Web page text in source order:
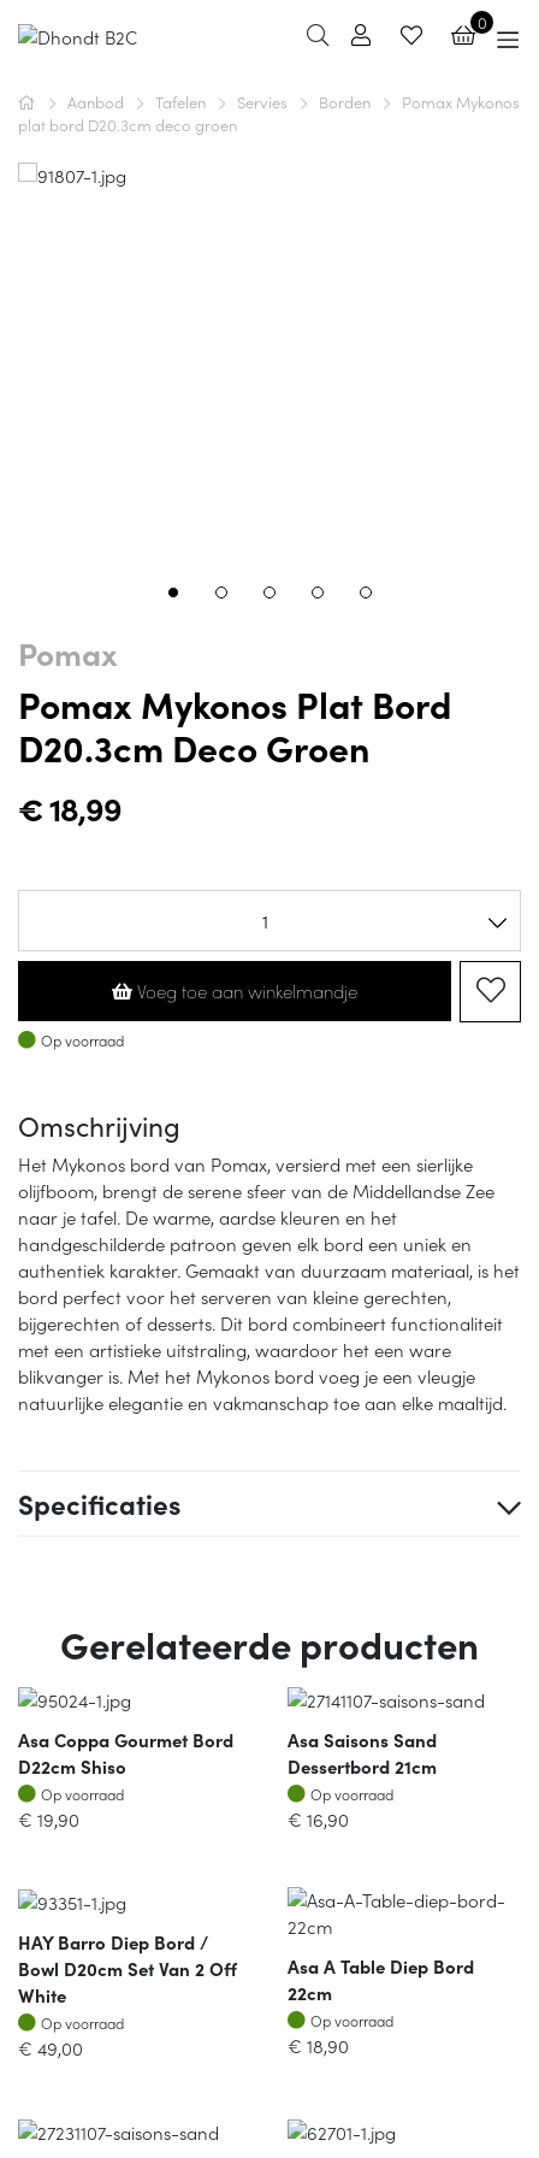
0
Aanbod Tafelen Servies Borden
Pomax Mykonos
plat bord D20.3cm deco groen
Pomax
Pomax Mykonos Plat Bord
D20.3cm Deco Groen
€18,99
Voeg toe aan winkelmandje
Op voorraad
Op voorraad
Omschrijving
Het Mykonos bord van Pomax, versierd met een sierlijke
olijfboom, brengt de serene sfeer van de Middellandse Zee
naar je tafel. De warme, aardse kleuren en het
handgeschilderde patroon geven elk bord een uniek en
authentiek karakter. Gemaakt van duurzaam materiaal, is het
bord perfect voor het serveren van kleine gerechten,
bijgerechten of desserts. Dit bord combineert functionaliteit
met een artistieke uitstraling, waardoor het een ware
blikvanger is. Met het Mykonos bord voeg je een vleugje
natuurlijke elegantie en vakmanschap toe aan elke maaltijd.
Specificaties
Gerelateerde producten
Asa Coppa Gourmet Bord
D22cm Shiso
Op voorraad
Op voorraad
€ 19,90
Asa Saisons Sand
Dessertbord 21cm
Op voorraad
Op voorraad
€ 16,90
HAY Barro Diep Bord /
Bowl D20cm Set Van 2 Off
White
Op voorraad
Op voorraad
€ 49,00
Asa A Table Diep Bord
22cm
Op voorraad
Op voorraad
€ 18,90